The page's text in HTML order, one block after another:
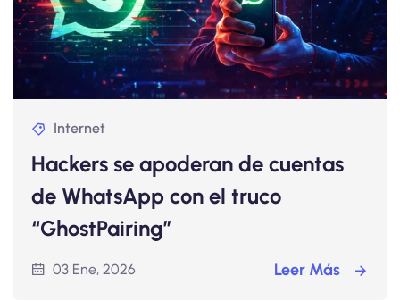
Internet
Hackers se apoderan de cuentas
de WhatsApp con el truco
“GhostPairing”
03 Ene, 2026 Leer Más